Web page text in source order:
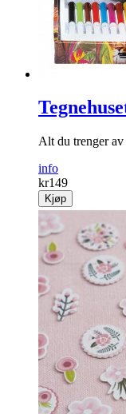
Alt du trenger av
info
kr149
Kjøp